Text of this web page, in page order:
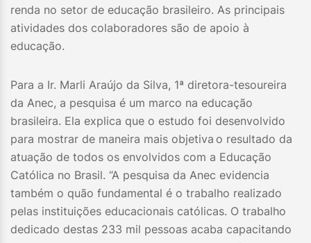
renda no setor de educação brasileiro. As principais
atividades dos colaboradores são de apoio à
educação.
Para a Ir. Marli Araújo da Silva, 1ª diretora-tesoureira
da Anec, a pesquisa é um marco na educação
brasileira. Ela explica que o estudo foi desenvolvido
para mostrar de maneira mais objetiva o resultado da
atuação de todos os envolvidos com a Educação
Católica no Brasil. “A pesquisa da Anec evidencia
também o quão fundamental é o trabalho realizado
pelas instituições educacionais católicas. O trabalho
dedicado destas 233 mil pessoas acaba capacitando